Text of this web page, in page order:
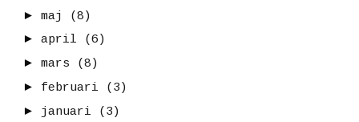
► maj
(8)
► april
(6)
► mars
(8)
► februari
(3)
► januari
(3)